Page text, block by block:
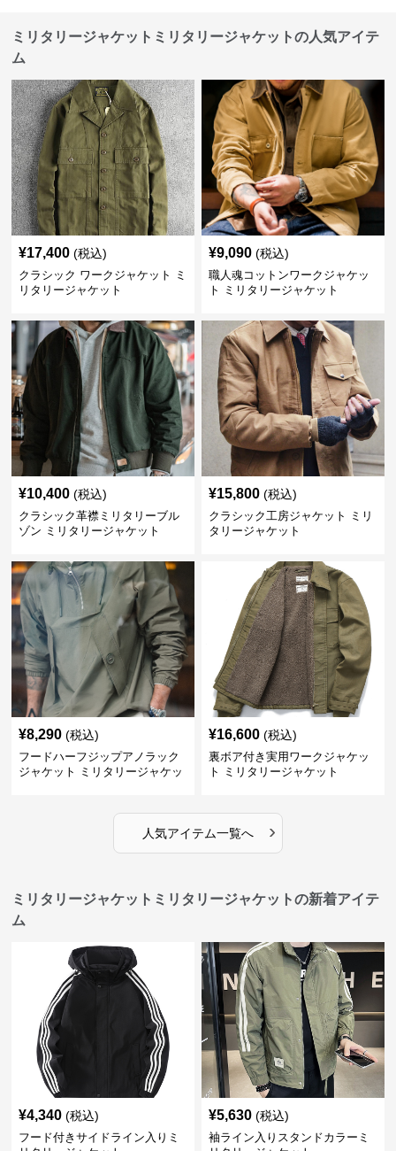
ミリタリージャケットミリタリージャケットの人気アイテ
ム
¥17,400 (税込)
クラシック ワークジャケット ミ
リタリージャケット
¥9,090 (税込)
職人魂コットンワークジャケッ
ト ミリタリージャケット
¥10,400 (税込)
クラシック革襟ミリタリーブル
ゾン ミリタリージャケット
¥15,800 (税込)
クラシック工房ジャケット ミリ
タリージャケット
¥8,290 (税込)
フードハーフジップアノラック
ジャケット ミリタリージャケッ
¥16,600 (税込)
裏ボア付き実用ワークジャケッ
ト ミリタリージャケット
人気アイテム一覧へ ›
ミリタリージャケットミリタリージャケットの新着アイテ
ム
¥4,340 (税込)
フード付きサイドライン入りミ
¥5,630 (税込)
袖ライン入りスタンドカラーミ